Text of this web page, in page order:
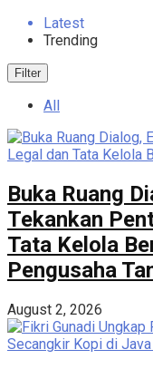
Latest
Trending
Filter
All
Buka Ruang
Tekankan
Tata Kelola
Pengusaha
August 2, 2026